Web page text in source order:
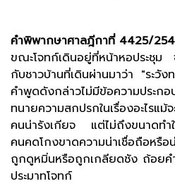
คำพิพากษาศาลฎีกาที่ 4425/
ขณะโจทก์เดินอยู่ที่หน้าหอประชุม
กับชาวบ้านที่เดินผ่านมาว่า "ระวัง
คำพูดดังกล่าวไม่มีข้อความประ
ทนายความสกปรกในเรื่องอะไรแม้
คนน่ารังเกียจ แต่ไม่ถึงขนาดทำใ
คนคดโกงขาดความน่าเชื่อถือหรือ
ถูกดูหมิ่นหรือถูกเกลียดชัง ถ้อยค
ประมาทโจทก์